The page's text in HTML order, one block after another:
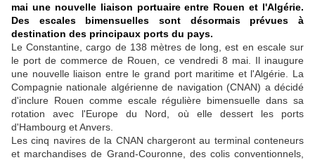
mai une nouvelle liaison portuaire entre Rouen et l'Algérie.
Des escales bimensuelles sont désormais prévues à
destination des principaux ports du pays.
Le Constantine, cargo de 138 mètres de long, est en escale sur
le port de commerce de Rouen, ce vendredi 8 mai. Il inaugure
une nouvelle liaison entre le grand port maritime et l'Algérie. La
Compagnie nationale algérienne de navigation (CNAN) a décidé
d'inclure Rouen comme escale régulière bimensuelle dans sa
rotation avec l'Europe du Nord, où elle dessert les ports
d'Hambourg et Anvers.
Les cinq navires de la CNAN chargeront au terminal conteneurs
et marchandises de Grand-Couronne, des colis conventionnels,